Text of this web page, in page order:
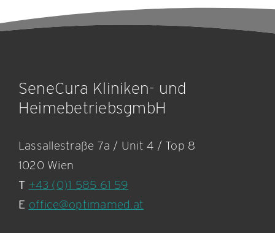
SeneCura Kliniken- und
HeimebetriebsgmbH
Lassallestraße 7a / Unit 4 / Top 8
1020 Wien
T +43 (0)1 585 61 59
E office@optimamed.at